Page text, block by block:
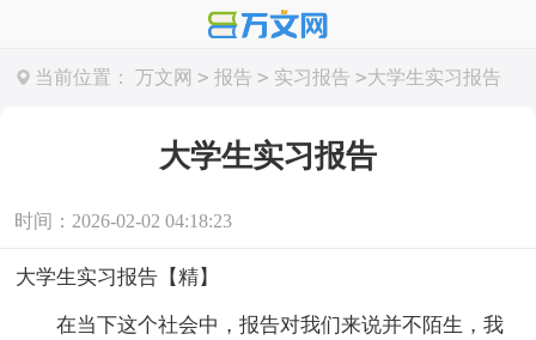
当前位置： 万文网 > 报告 > 实习报告 >大学生实习报告
大学生实习报告
时间：2026-02-02 04:18:23
大学生实习报告【精】
在当下这个社会中，报告对我们来说并不陌生，我